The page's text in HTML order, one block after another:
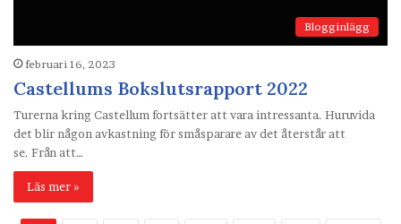
Blogginlägg
februari 16, 2023
Castellums Bokslutsrapport 2022
Turerna kring Castellum fortsätter att vara intressanta. Huruvida
det blir någon avkastning för småsparare av det återstår att
se. Från att…
Läs mer »